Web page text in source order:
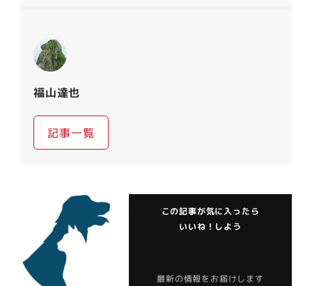
福山達也
記事一覧
この記事が気に入ったら
いいね！しよう
最新の情報をお届けします